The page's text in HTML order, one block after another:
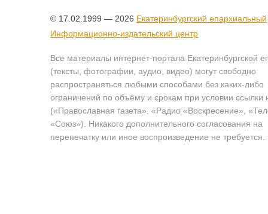
© 17.02.1999 — 2026 Екатеринбургский епархиальный
Информационно-издательский центр
Все материалы интернет-портала Екатеринбургской
(тексты, фотографии, аудио, видео) могут свободно
распространяться любыми способами без каких-либо
ограничений по объёму и срокам при условии ссылки
(«Православная газета», «Радио «Воскресение»,
«Союз»). Никакого дополнительного согласования на
перепечатку или иное воспроизведение не требуется.